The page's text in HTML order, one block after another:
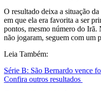
O resultado deixa a situação
em que ela era favorita a ser
pontos, mesmo número do
não jogaram, seguem com um
Leia Também:
Série B: São Bernardo vence
Confira outros resultados